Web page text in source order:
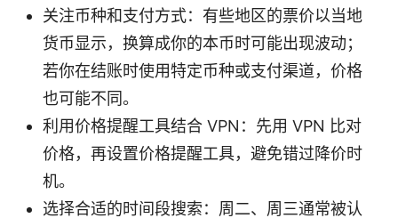
关注币种和支付方式：有些地区的票价以当地
货币显示，换算成你的本币时可能出现波动；
若你在结账时使用特定币种或支付渠道，价格
也可能不同。
利用价格提醒工具结合 VPN：先用 VPN 比对
价格，再设置价格提醒工具，避免错过降价时
机。
选择合适的时间段搜索：周二、周三通常被认